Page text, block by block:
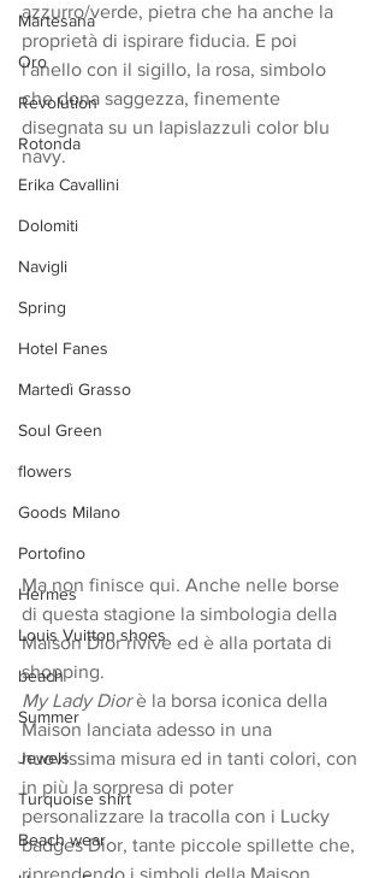
Martesana
Oro
Revolution
Rotonda
Erika Cavallini
Dolomiti
Navigli
Spring
Hotel Fanes
Martedì Grasso
Soul Green
flowers
Goods Milano
Portofino
Hermes
Louis Vuitton shoes
beach
Summer
Jewels
Turquoise shirt
Beach wear
azzurro/verde, pietra che ha anche la
proprietà di ispirare fiducia. E poi
l'anello con il sigillo, la rosa, simbolo
che dona saggezza, finemente
disegnata su un lapislazzuli color blu
navy.
Ma non finisce qui. Anche nelle borse
di questa stagione la simbologia della
Maison Dior rivive ed è alla portata di
shopping.
My Lady Dior è la borsa iconica della
Maison lanciata adesso in una
nuovissima misura ed in tanti colori, con
in più la sorpresa di poter
personalizzare la tracolla con i Lucky
badges Dior, tante piccole spillette che,
riprendendo i simboli della Maison,